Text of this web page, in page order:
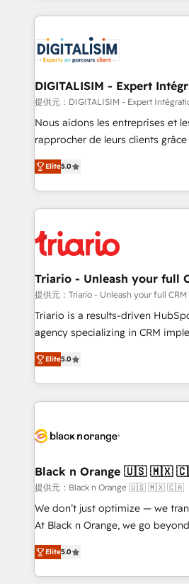
business up for long-term
business. If not now, when?
decade of experience to the
for driving growth. They are
our customers grow and finding
their unique business needs. We
Blue Frog in the HubSpot
way for customers!" - Yamini Rangan, CEO of
HubSpot “Our experience with the team at Blue Frog
of experience and quality of
them a trusted reputation within
clients.” - Brian Garvey, VP, Solutions Partner
Program, HubSpot.
DIGITALISIM - Expert
提供元：DIGITALISIM - Expert
Nous aidons les entreprises et
rapprocher de leurs clients
DIGITALISIM, nous avons
réussite des entreprises passe
le marketing digital, et la
pourquoi, nos experts sont à la
référencement, votre stratégie
et l'intégration d'HubSpot ! Les grandes phases d'un
projet HubSpot avec DIGITALISIM : 🧽
migration et intégration des
Développement des interfaces
Book Process & Guidelines
Formations des utilisateurs
Elite5.0
Triario - Unleash your full
提供元：Triario - Unleash your full
Triario is a results-driven
agency specializing in CRM
migrations, Revenue Operations,
Integrations, Custom AI agents
Design With over 15 years of experience, we help
companies bridge the gap
data hygiene, and tailored HubSpot
a global consultancy with the
boutique firm. At Triario, we’re
but small enough to listen. Our Services: HubSpot
implementations & data
Website design Let’s turn your CRM into your growth
engine!
Elite5.0
Black n Orange 🇺🇸 🇲🇽
提供元：Black n Orange 🇺🇸 🇲🇽 🇨🇦
We don’t just optimize — we
At Black n Orange, we go
Marketing with our exclusive
BOOMS and BOOST. Together,
combination that has driven
Elite5.0